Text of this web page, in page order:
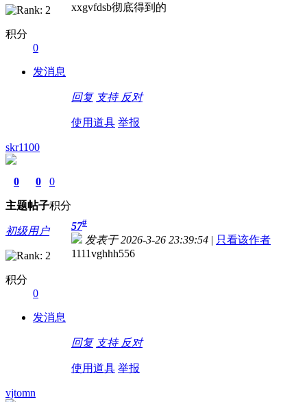
积分
0
发消息
xxgvfdsb彻底得到的
回复 支持 反对
使用道具 举报
skr1100
0
主题
0
帖子
0
积分
初级用户
积分
0
发消息
57#
发表于 2026-3-26 23:39:54 | 只看该作者
1111vghhh556
回复 支持 反对
使用道具 举报
vjtomn